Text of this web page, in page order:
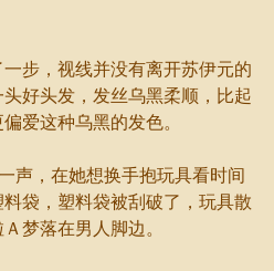
，视线并没有离开苏伊元的
好头发，发丝乌黑柔顺，比起
爱这种乌黑的发色。
，在她想换手抱玩具看时间
袋，塑料袋被刮破了，玩具散
梦落在男人脚边。